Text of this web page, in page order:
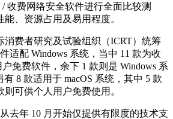
收费网络安全软件进行全面比较测
、资源占用及易用程度。
消费者研究及试验组织（ICRT）统筹
适配 Windows 系统，当中 11 款为收
免费软件，余下 1 款则是 Windows 系
有 8 款适用于 macOS 系统，其中 5 款
可供个人用户免费使用。
去年 10 月开始仅提供有限度的技术支